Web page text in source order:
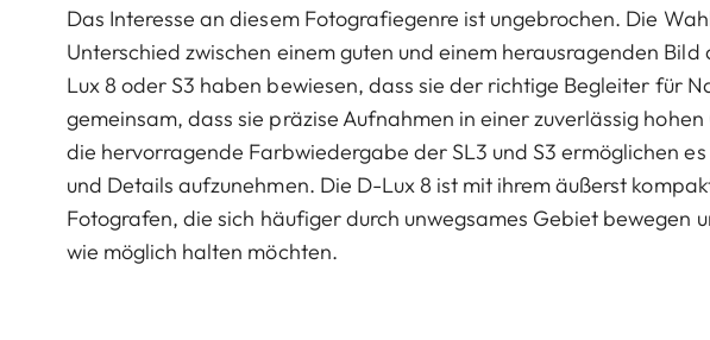
Das Interesse an diesem Fotografiegenre ist ungebrochen. Die
Unterschied zwischen einem guten und einem herausragenden
Lux 8 oder S3 haben bewiesen, dass sie der richtige Begleiter für
gemeinsam, dass sie präzise Aufnahmen in einer zuverlässig
die hervorragende Farbwiedergabe der SL3 und S3 ermöglichen
und Details aufzunehmen. Die D-Lux 8 ist mit ihrem äußerst
Fotografen, die sich häufiger durch unwegsames Gebiet bewegen
wie möglich halten möchten.